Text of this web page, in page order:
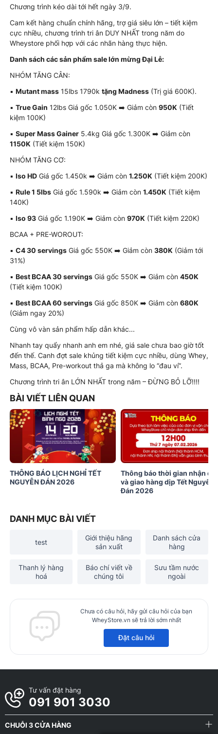
Chương trình kéo dài tới hết ngày 3/9.
Cam kết hàng chuẩn chính hãng, trợ giá siêu lớn – tiết kiệm
cực nhiều, chương trình tri ân DUY NHẤT trong năm do
Wheystore phối hợp với các nhãn hàng thực hiện.
Danh sách các sản phẩm sale lớn mừng Đại Lễ:
NHÓM TĂNG CÂN:
▪️ Mutant mass 15lbs 1790k tặng Madness (Trị giá 600K).
▪️ True Gain 12lbs Giá gốc 1.050K ➡️ Giảm còn 950K (Tiết
kiệm 100K)
▪️ Super Mass Gainer 5.4kg Giá gốc 1.300K ➡️ Giảm còn
1150K (Tiết kiệm 150K)
NHÓM TĂNG CƠ:
▪️ Iso HD Giá gốc 1.450k ➡️ Giảm còn 1.250K (Tiết kiệm 200K)
▪️ Rule 1 5lbs Giá gốc 1.590k ➡️ Giảm còn 1.450K (Tiết kiệm
140K)
▪️ Iso 93 Giá gốc 1.190K ➡️ Giảm còn 970K (Tiết kiệm 220K)
BCAA + PRE-WOROUT:
▪️ C4 30 servings Giá gốc 550K ➡️ Giảm còn 380K (Giảm tới
31%)
▪️ Best BCAA 30 servings Giá gốc 550K ➡️ Giảm còn 450K
(Tiết kiệm 100K)
▪️ Best BCAA 60 servings Giá gốc 850K ➡️ Giảm còn 680K
(Giảm ngay 20%)
Cùng vô vàn sản phẩm hấp dẫn khác...
Nhanh tay quẩy nhanh anh em nhé, giá sale chưa bao giờ tốt
đến thế. Canh đợt sale khủng tiết kiệm cực nhiều, dùng Whey,
Mass, BCAA, Pre-workout thả ga mà không lo “đau ví”.
Chương trình tri ân LỚN NHẤT trong năm – ĐỪNG BỎ LỠ!!!!
BÀI VIẾT LIÊN QUAN
THÔNG BÁO LỊCH NGHỈ TẾT
NGUYÊN ĐÁN 2026
Thông báo thời gian nhận
và giao hàng dịp Tết Nguyên
Đán 2026
DANH MỤC BÀI VIẾT
test
Giới thiệu hãng
sản xuất
Danh sách cửa
hàng
Thanh lý hàng
hoá
Báo chí viết về
chúng tôi
Sưu tầm nước
ngoài
Chưa có câu hỏi, hãy gửi câu hỏi của bạn
WheyStore.vn sẽ trả lời sớm nhất
Đặt câu hỏi
Tư vấn đặt hàng
091 901 3030
CHUỖI 3 CỬA HÀNG